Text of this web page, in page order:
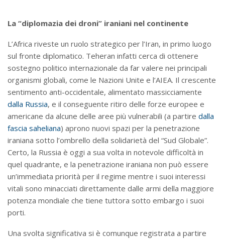
La “diplomazia dei droni” iraniani nel continente
L’Africa riveste un ruolo strategico per l’Iran, in primo luogo
sul fronte diplomatico. Teheran infatti cerca di ottenere
sostegno politico internazionale da far valere nei principali
organismi globali, come le Nazioni Unite e l’AIEA. Il crescente
sentimento anti-occidentale, alimentato massicciamente
dalla Russia, e il conseguente ritiro delle forze europee e
americane da alcune delle aree più vulnerabili (a partire dalla
fascia saheliana) aprono nuovi spazi per la penetrazione
iraniana sotto l’ombrello della solidarietà del “Sud Globale”.
Certo, la Russia è oggi a sua volta in notevole difficoltà in
quel quadrante, e la penetrazione iraniana non può essere
un’immediata priorità per il regime mentre i suoi interessi
vitali sono minacciati direttamente dalle armi della maggiore
potenza mondiale che tiene tuttora sotto embargo i suoi
porti.
Una svolta significativa si è comunque registrata a partire